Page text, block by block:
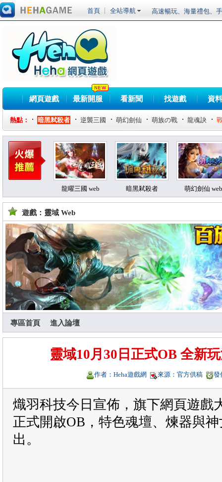
首頁 全站導航
高速暢玩、海量禮包、
裝登場菁英試玩會搶先
《RO 仙境傳說 Online
賽事獎勵總價值突破百
《劍仙：起源》最爆紅
網頁遊戲 最新開服 看新聞 找遊戲 資
熱點： 暗黑弒殺者 逆襲三國 萌幻劍仙 萌族の戰 龍魂訣
龍曜三國 web 暗黑弒殺者 萌幻劍仙 web
遊戲：靈域 Web
專區首頁 進入論壇
靈域10月30日正式OB 全新
作者：Heha遊戲網 來源：官方供稿 發
熾羽科技今日宣佈，旗下網頁遊戲
正式開啟OB，特色魂壇、煉器與
出。